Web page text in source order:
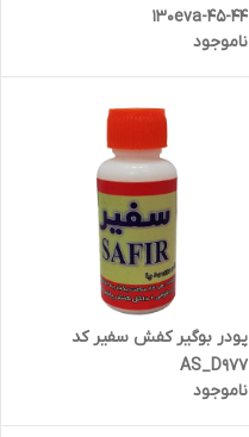
130eva-45-44
ناموجود
پودر بوگیر کفش سفیر کد
AS_D977
ناموجود